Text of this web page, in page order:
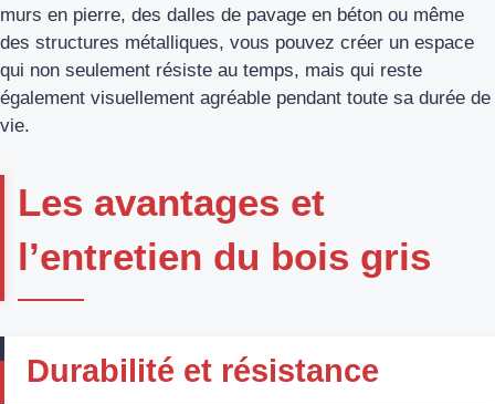
murs en pierre, des dalles de pavage en béton ou même
des structures métalliques, vous pouvez créer un espace
qui non seulement résiste au temps, mais qui reste
également visuellement agréable pendant toute sa durée de
vie.
Les avantages et
l’entretien du bois gris
Durabilité et résistance